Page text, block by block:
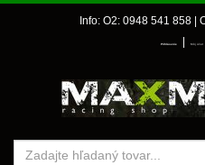
Info: O2: 0948 541 858 |
Prihlásenie Môj účet